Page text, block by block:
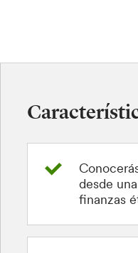
desde
finanzas